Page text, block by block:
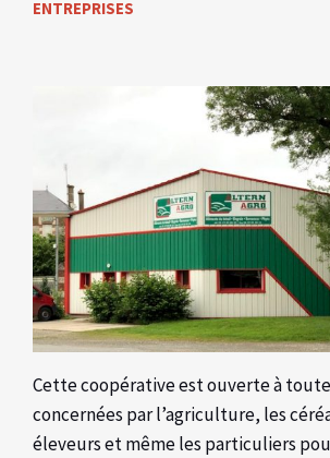
ENTREPRISES
Cette coopérative est ouverte à
concernées par l’agriculture, les
éleveurs et même les particuliers